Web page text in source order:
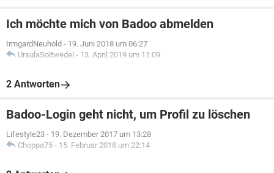
Ich möchte mich von Badoo abmelden
IrmgardNeuhold - 19. Juni 2018 um 06:27
UrsulaSoltwedel - 13. April 2019 um 11:09
2 Antworten
Badoo-Login geht nicht, um Profil zu löschen
Lifestyle23 - 19. Dezember 2017 um 13:28
Choppa75 - 15. Februar 2018 um 22:14